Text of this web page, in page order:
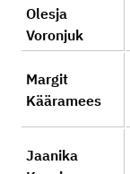
Olesja
Voronjuk
Margit
Kääramees
Jaanika